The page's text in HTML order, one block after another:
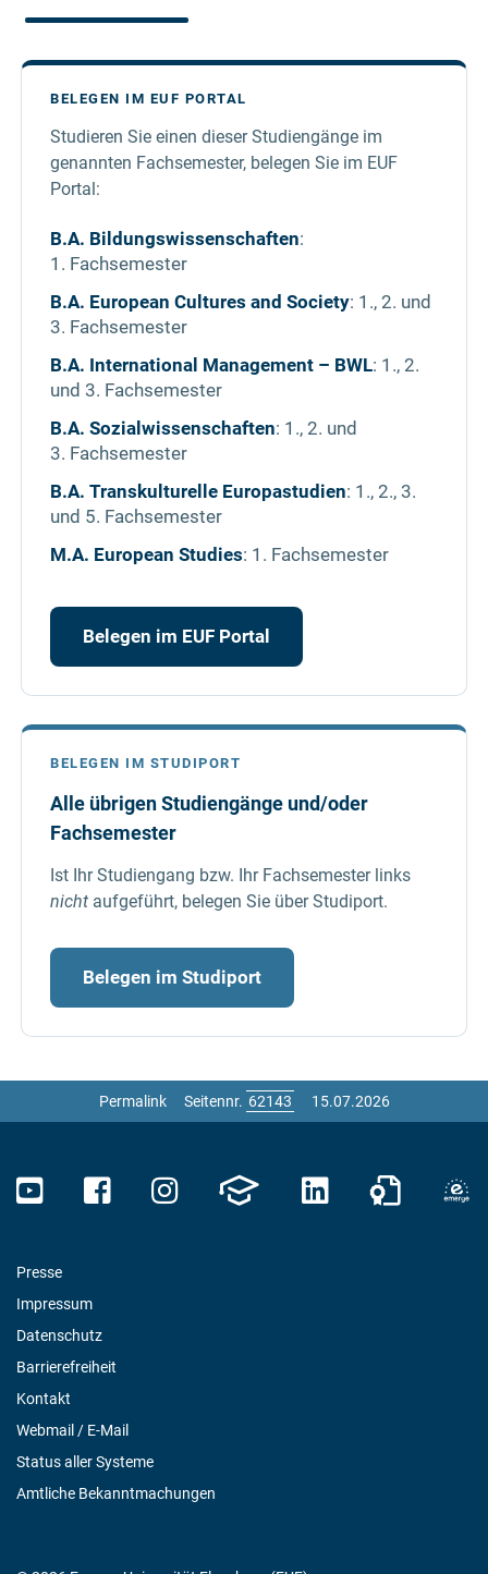
BELEGEN IM EUF PORTAL
Studieren Sie einen dieser Studiengänge im
genannten Fachsemester, belegen Sie im EUF
Portal:
B.A. Bildungswissenschaften:
1. Fachsemester
B.A. European Cultures and Society: 1., 2. und
3. Fachsemester
B.A. International Management – BWL: 1., 2.
und 3. Fachsemester
B.A. Sozialwissenschaften: 1., 2. und
3. Fachsemester
B.A. Transkulturelle Europastudien: 1., 2., 3.
und 5. Fachsemester
M.A. European Studies: 1. Fachsemester
Belegen im EUF Portal
BELEGEN IM STUDIPORT
Alle übrigen Studiengänge und/oder
Fachsemester
Ist Ihr Studiengang bzw. Ihr Fachsemester links
nicht aufgeführt, belegen Sie über Studiport.
Belegen im Studiport
Permalink Seitennr. 15.07.2026
Presse
Impressum
Datenschutz
Barrierefreiheit
Kontakt
Webmail / E-Mail
Status aller Systeme
Amtliche Bekanntmachungen